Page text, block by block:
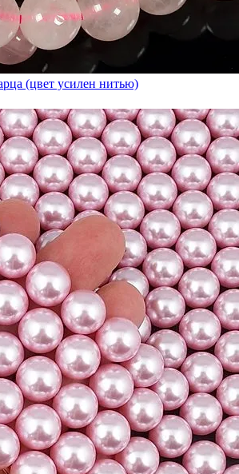
(цвет усилен нитью)